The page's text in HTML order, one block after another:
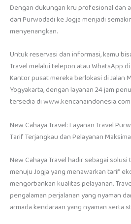
Dengan dukungan kru profesional dan
dari Purwodadi ke Jogja menjadi
menyenangkan.
Untuk reservasi dan informasi, kamu
Travel melalui telepon atau WhatsApp
Kantor pusat mereka berlokasi di Jalan
Yogyakarta, dengan layanan 24 jam
tersedia di www.kencanaindonesia.com.
New Cahaya Travel: Layanan Travel
Tarif Terjangkau dan Pelayanan
New Cahaya Travel hadir sebagai
menuju Jogja yang menawarkan tarif
mengorbankan kualitas pelayanan.
pengalaman perjalanan yang nyaman
armada kendaraan yang nyaman serta